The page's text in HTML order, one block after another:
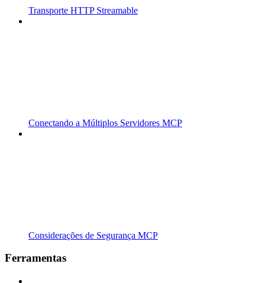
Transporte HTTP Streamable
Conectando a Múltiplos Servidores MCP
Considerações de Segurança MCP
Ferramentas